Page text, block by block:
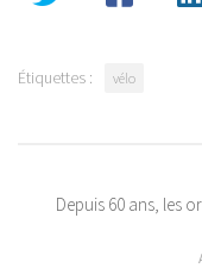
Étiquettes : vélo
Depuis 60 ans, les